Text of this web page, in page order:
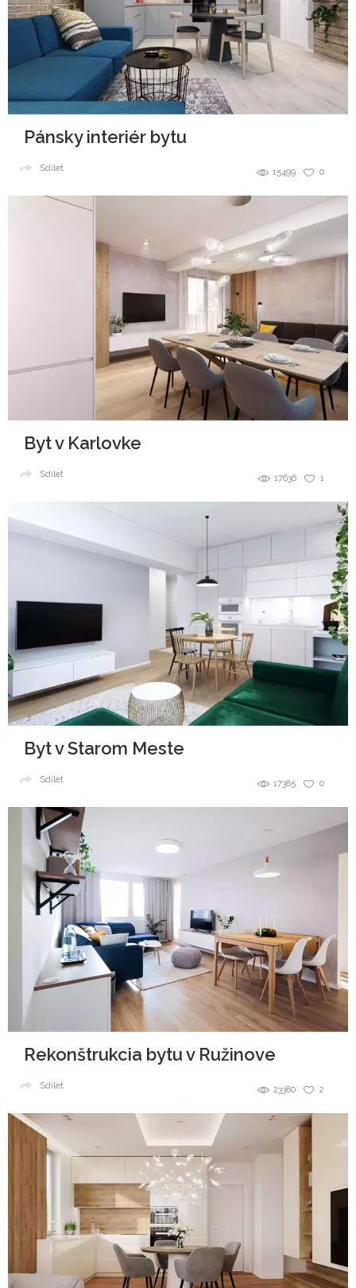
Pánsky interiér bytu
0
15499
Sdílet
Byt v Karlovke
1
17636
Sdílet
Byt v Starom Meste
0
17385
Sdílet
Rekonštrukcia bytu v Ružinove
2
23380
Sdílet